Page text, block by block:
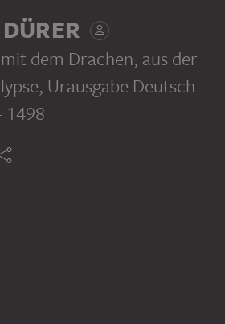
dem Drachen, aus der
Urausgabe Deutsch
1498